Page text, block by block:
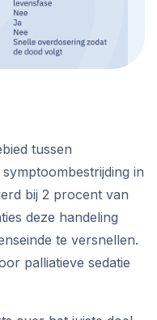
tussen
in
bij 2 procent van
deze handeling
te versnellen.
palliatieve sedatie